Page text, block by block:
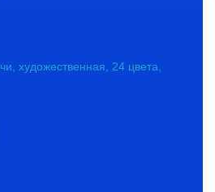
художественная, 24 цвета,